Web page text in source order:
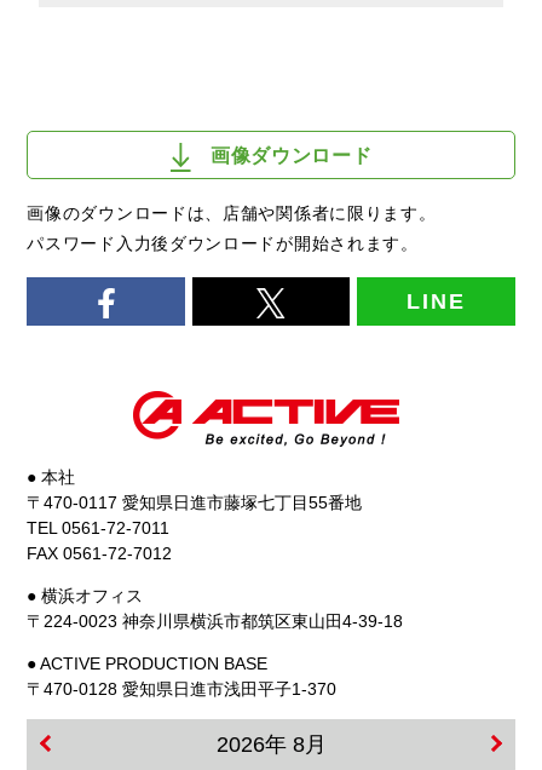
画像ダウンロード
画像のダウンロードは、店舗や関係者に限ります。
パスワード入力後ダウンロードが開始されます。
LINE
● 本社
〒470-0117 愛知県日進市藤塚七丁目55番地
TEL 0561-72-7011
FAX 0561-72-7012
● 横浜オフィス
〒224-0023 神奈川県横浜市都筑区東山田4-39-18
● ACTIVE PRODUCTION BASE
〒470-0128 愛知県日進市浅田平子1-370
2026年 8月